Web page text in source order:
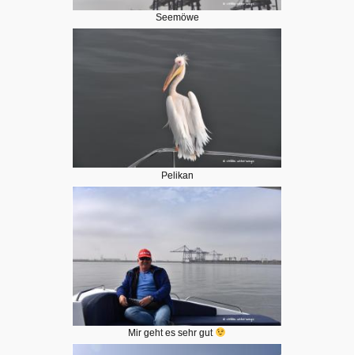
Seemöwe
Pelikan
Mir geht es sehr gut